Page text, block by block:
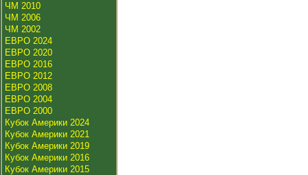
ЧМ 2010
ЧМ 2006
ЧМ 2002
ЕВРО 2024
ЕВРО 2020
ЕВРО 2016
ЕВРО 2012
ЕВРО 2008
ЕВРО 2004
ЕВРО 2000
Кубок Америки 2024
Кубок Америки 2021
Кубок Америки 2019
Кубок Америки 2016
Кубок Америки 2015